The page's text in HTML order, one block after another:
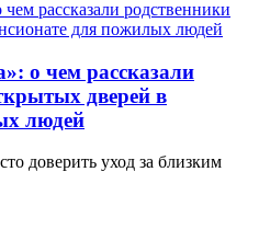
о чем рассказали
дверей в
людей
доверить уход за близким